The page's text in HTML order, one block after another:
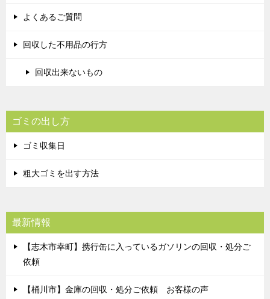
よくあるご質問
回収した不用品の行方
回収出来ないもの
ゴミの出し方
ゴミ収集日
粗大ゴミを出す方法
最新情報
【志木市幸町】携行缶に入っているガソリンの回収・処分ご
依頼
【桶川市】金庫の回収・処分ご依頼 お客様の声